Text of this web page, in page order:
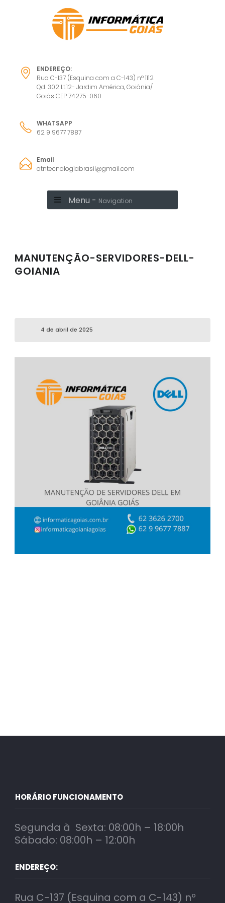
ENDEREÇO:
Rua C-137 (Esquina com a C-143) nº 1112
Qd. 302 Lt.12- Jardim América, Goiânia/
Goiás CEP 74275-060
WHATSAPP
62 9 9677 7887
Email
atntecnologiabrasil@gmail.com
Menu - Navigation
MANUTENÇÃO-SERVIDORES-DELL-
GOIANIA
4 de abril de 2025
HORÁRIO FUNCIONAMENTO
Segunda à Sexta: 08:00h – 18:00h
Sábado: 08:00h – 12:00h
ENDEREÇO:
Rua C-137 (Esquina com a C-143) nº